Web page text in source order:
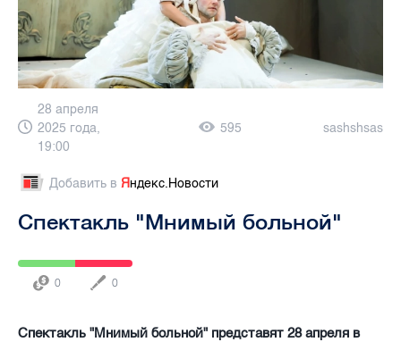
28 апреля
2025 года,
19:00
595 sashshsas
Добавить в Яндекс.Новости
Спектакль "Мнимый больной"
0 0
Спектакль "Мнимый больной" представят 28 апреля в